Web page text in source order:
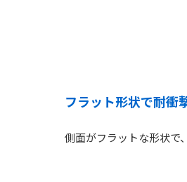
フラット形状で耐衝
側面がフラットな形状で